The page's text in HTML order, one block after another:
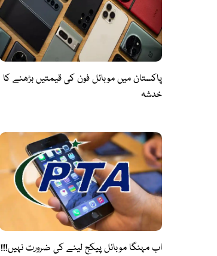
پاکستان میں موبائل فون کی قیمتیں بڑھنے کا
خدشہ
اب مہنگا موبائل پیکج لینے کی ضرورت نہیں!!!